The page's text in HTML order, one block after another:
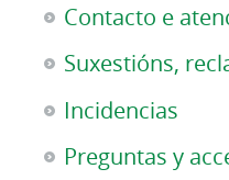
Contacto e
Suxestións,
Incidencias
Preguntas y